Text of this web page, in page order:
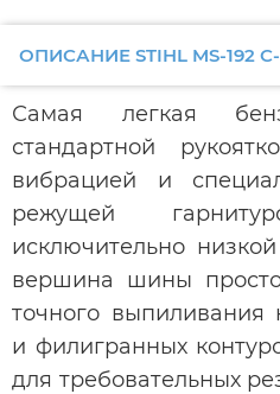
ОПИСАНИЕ STIHL MS-192
Самая легкая
стандартной
вибрацией и
режущей
исключительно
вершина шины
точного выпиливания
и филигранных
для требовательных